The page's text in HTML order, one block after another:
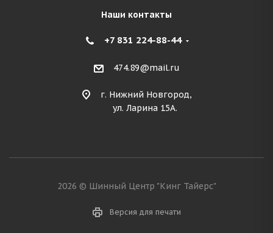
Наши контакты
+7 831 224-88-44
474.89@mail.ru
г. Нижний Новгород,
ул. Ларина 15А.
2026 © Шинный Центр "Кинг Тайерс"
Версия для печати